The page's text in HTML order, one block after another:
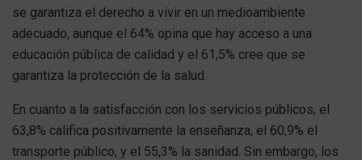
se garantiza el derecho a vivir en un medioambiente
adecuado, aunque el 64% opina que hay acceso a una
educación pública de calidad y el 61,5% cree que se
garantiza la protección de la salud.
En cuanto a la satisfacción con los servicios públicos, el
63,8% califica positivamente la enseñanza, el 60,9% el
transporte público, y el 55,3% la sanidad. Sin embargo, los